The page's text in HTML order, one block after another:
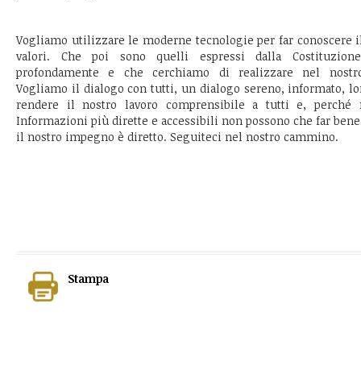
Vogliamo utilizzare le moderne tecnologie per far conoscere
valori. Che poi sono quelli espressi dalla
profondamente e che cerchiamo di realizzare nel
Vogliamo il dialogo con tutti, un dialogo sereno, informato,
rendere il nostro lavoro comprensibile a tutti e, perché
Informazioni più dirette e accessibili non possono che far
il nostro impegno è diretto. Seguiteci nel nostro cammino.
Stampa